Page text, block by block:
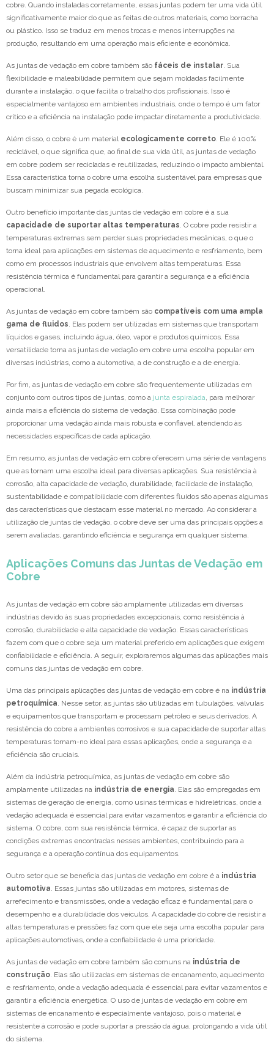
cobre. Quando instaladas corretamente, essas juntas podem ter uma vida útil
significativamente maior do que as feitas de outros materiais, como borracha
ou plástico. Isso se traduz em menos trocas e menos interrupções na
produção, resultando em uma operação mais eficiente e econômica.
As juntas de vedação em cobre também são fáceis de instalar. Sua
flexibilidade e maleabilidade permitem que sejam moldadas facilmente
durante a instalação, o que facilita o trabalho dos profissionais. Isso é
especialmente vantajoso em ambientes industriais, onde o tempo é um fator
crítico e a eficiência na instalação pode impactar diretamente a produtividade.
Além disso, o cobre é um material ecologicamente correto. Ele é 100%
reciclável, o que significa que, ao final de sua vida útil, as juntas de vedação
em cobre podem ser recicladas e reutilizadas, reduzindo o impacto ambiental.
Essa característica torna o cobre uma escolha sustentável para empresas que
buscam minimizar sua pegada ecológica.
Outro benefício importante das juntas de vedação em cobre é a sua
capacidade de suportar altas temperaturas. O cobre pode resistir a
temperaturas extremas sem perder suas propriedades mecânicas, o que o
torna ideal para aplicações em sistemas de aquecimento e resfriamento, bem
como em processos industriais que envolvem altas temperaturas. Essa
resistência térmica é fundamental para garantir a segurança e a eficiência
operacional.
As juntas de vedação em cobre também são compatíveis com uma ampla
gama de fluidos. Elas podem ser utilizadas em sistemas que transportam
líquidos e gases, incluindo água, óleo, vapor e produtos químicos. Essa
versatilidade torna as juntas de vedação em cobre uma escolha popular em
diversas indústrias, como a automotiva, a de construção e a de energia.
Por fim, as juntas de vedação em cobre são frequentemente utilizadas em
conjunto com outros tipos de juntas, como a junta espiralada, para melhorar
ainda mais a eficiência do sistema de vedação. Essa combinação pode
proporcionar uma vedação ainda mais robusta e confiável, atendendo às
necessidades específicas de cada aplicação.
Em resumo, as juntas de vedação em cobre oferecem uma série de vantagens
que as tornam uma escolha ideal para diversas aplicações. Sua resistência à
corrosão, alta capacidade de vedação, durabilidade, facilidade de instalação,
sustentabilidade e compatibilidade com diferentes fluidos são apenas algumas
das características que destacam esse material no mercado. Ao considerar a
utilização de juntas de vedação, o cobre deve ser uma das principais opções a
serem avaliadas, garantindo eficiência e segurança em qualquer sistema.
Aplicações Comuns das Juntas de Vedação em
Cobre
As juntas de vedação em cobre são amplamente utilizadas em diversas
indústrias devido às suas propriedades excepcionais, como resistência à
corrosão, durabilidade e alta capacidade de vedação. Essas características
fazem com que o cobre seja um material preferido em aplicações que exigem
confiabilidade e eficiência. A seguir, exploraremos algumas das aplicações mais
comuns das juntas de vedação em cobre.
Uma das principais aplicações das juntas de vedação em cobre é na indústria
petroquímica. Nesse setor, as juntas são utilizadas em tubulações, válvulas
e equipamentos que transportam e processam petróleo e seus derivados. A
resistência do cobre a ambientes corrosivos e sua capacidade de suportar altas
temperaturas tornam-no ideal para essas aplicações, onde a segurança e a
eficiência são cruciais.
Além da indústria petroquímica, as juntas de vedação em cobre são
amplamente utilizadas na indústria de energia. Elas são empregadas em
sistemas de geração de energia, como usinas térmicas e hidrelétricas, onde a
vedação adequada é essencial para evitar vazamentos e garantir a eficiência do
sistema. O cobre, com sua resistência térmica, é capaz de suportar as
condições extremas encontradas nesses ambientes, contribuindo para a
segurança e a operação contínua dos equipamentos.
Outro setor que se beneficia das juntas de vedação em cobre é a indústria
automotiva. Essas juntas são utilizadas em motores, sistemas de
arrefecimento e transmissões, onde a vedação eficaz é fundamental para o
desempenho e a durabilidade dos veículos. A capacidade do cobre de resistir a
altas temperaturas e pressões faz com que ele seja uma escolha popular para
aplicações automotivas, onde a confiabilidade é uma prioridade.
As juntas de vedação em cobre também são comuns na indústria de
construção. Elas são utilizadas em sistemas de encanamento, aquecimento
e resfriamento, onde a vedação adequada é essencial para evitar vazamentos e
garantir a eficiência energética. O uso de juntas de vedação em cobre em
sistemas de encanamento é especialmente vantajoso, pois o material é
resistente à corrosão e pode suportar a pressão da água, prolongando a vida útil
do sistema.